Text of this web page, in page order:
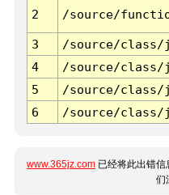
2 /source/
3 /source/class/
4
/source/class/
5
/source/class/
6
/source/class/
www.365jz.com 已经将此出错
们